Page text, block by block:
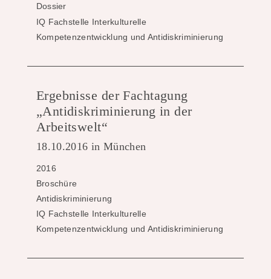
Dossier
IQ Fachstelle Interkulturelle
Kompetenzentwicklung und Antidiskriminierung
Ergebnisse der Fachtagung
„Antidiskriminierung in der
Arbeitswelt“
18.10.2016 in München
2016
Broschüre
Antidiskriminierung
IQ Fachstelle Interkulturelle
Kompetenzentwicklung und Antidiskriminierung